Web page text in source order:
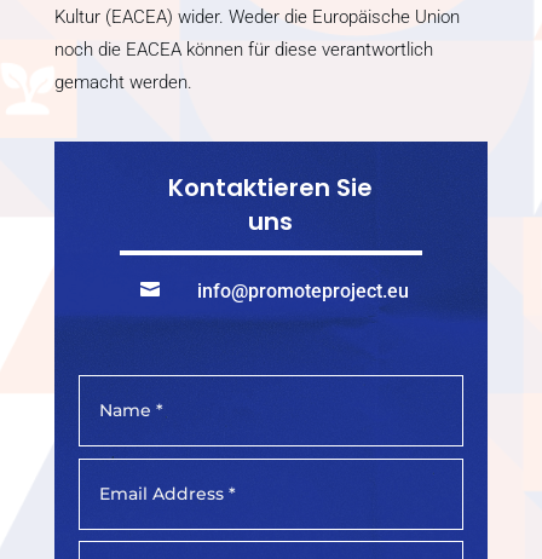
Kultur (EACEA) wider. Weder die Europäische Union
noch die EACEA können für diese verantwortlich
gemacht werden.
Kontaktieren Sie
uns
 info@promoteproject.eu